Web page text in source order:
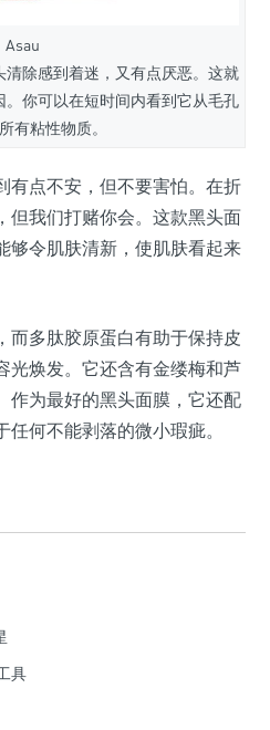
Asau
清除感到着迷，又有点厌恶。这就
你可以在短时间内看到它从毛孔
有粘性物质。
有点不安，但不要害怕。在折
但我们打赌你会。这款黑头面
够令肌肤清新，使肌肤看起来
而多肽胶原蛋白有助于保持皮
光焕发。它还含有金缕梅和芦
作为最好的黑头面膜，它还配
何不能剥落的微小瑕疵。
具